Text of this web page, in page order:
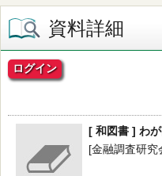
資料詳細
ログイン
[ 和図書 ] わ
[金融調査研